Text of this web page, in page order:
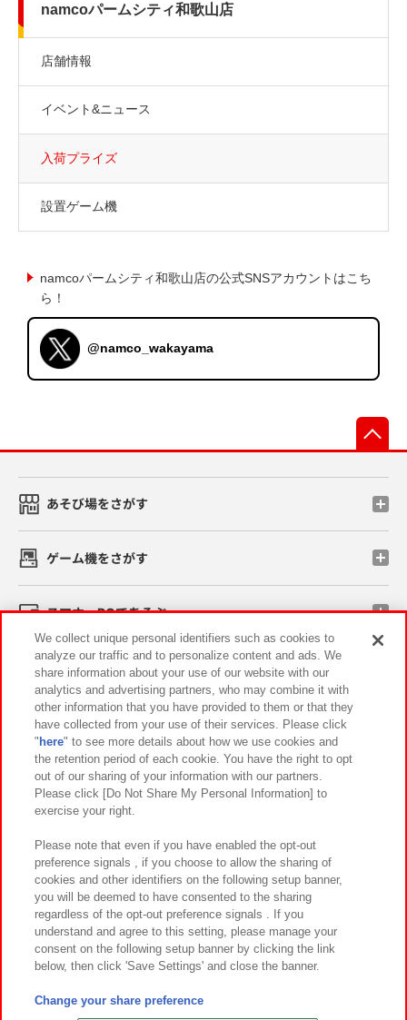
namcoパームシティ和歌山店
店舗情報
イベント&ニュース
入荷プライズ
設置ゲーム機
namcoパームシティ和歌山店の公式SNSアカウントはこち
ら！
@namco_wakayama
あそび場をさがす
ゲーム機をさがす
スマホ・PCであそぶ
イベント・キャンペーン
関連会社 サステナビリティ サイトポリシー
プライバシーポリシー ウェブアクセシビリティ方針と検証結果
お取引先さまとともに
カスタマーハラスメント対応方針 よくあるご質問・お問い合わせ
©Bandai Namco Amusement Inc.
©Bandai Namco Amusement Lab Inc.
We collect unique personal identifiers such as cookies to
analyze our traffic and to personalize content and ads. We
share information about your use of our website with our
analytics and advertising partners, who may combine it with
other information that you have provided to them or that they
have collected from your use of their services. Please click
" here" to see more details about how we use cookies and
the retention period of each cookie. You have the right to opt
out of our sharing of your information with our partners.
Please click [Do Not Share My Personal Information] to
exercise your right.
Please note that even if you have enabled the opt-out
preference signals , if you choose to allow the sharing of
cookies and other identifiers on the following setup banner,
you will be deemed to have consented to the sharing
regardless of the opt-out preference signals . If you
understand and agree to this setting, please manage your
consent on the following setup banner by clicking the link
below, then click 'Save Settings' and close the banner.
Change your share preference